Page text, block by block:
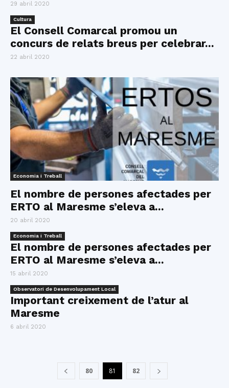
29 abril 2020
Cultura
El Consell Comarcal promou un
concurs de relats breus per celebrar...
22 abril 2020
Economia i Treball
El nombre de persones afectades per
ERTO al Maresme s’eleva a...
20 abril 2020
Economia i Treball
El nombre de persones afectades per
ERTO al Maresme s’eleva a...
15 abril 2020
Observatori de Desenvolupament Local
Important creixement de l’atur al
Maresme
6 abril 2020
80 81 82